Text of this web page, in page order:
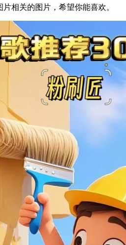
相关的图片，希望你能喜欢。